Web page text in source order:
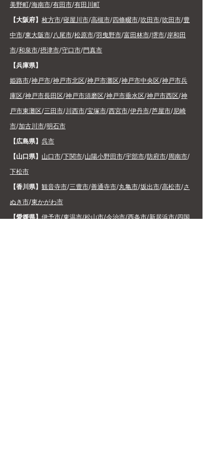
美野町/海南市/有田市/有田川町
【大阪府】 枚方市/寝屋川市/高槻市/四條畷市/吹田市/吹田市/豊
中市/東大阪市/八尾市/松原市/羽曳野市/富田林市/堺市/岸和田
市/和泉市/摂津市/守口市/門真市
【兵庫県】
姫路市/神戸市/神戸市北区/神戸市灘区/神戸市中央区/神戸市兵
庫区/神戸市長田区/神戸市須磨区/神戸市垂水区/神戸市西区/神
戸市東灘区/三田市/川西市/宝塚市/西宮市/伊丹市/芦屋市/尼崎
市/加古川市/明石市
【広島県】 呉市
【山口県】 山口市/下関市/山陽小野田市/宇部市/防府市/周南市/
下松市
【香川県】 観音寺市/三豊市/善通寺市/丸亀市/坂出市/高松市/さ
ぬき市/東かがわ市
【愛媛県】伊予市/東温市/松山市/今治市/西条市/新居浜市/四国